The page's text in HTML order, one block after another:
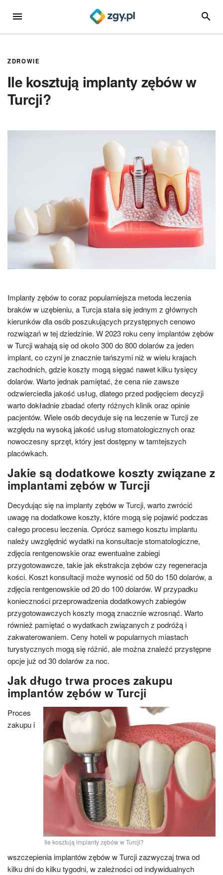
MENU
ZDROWIE
Ile kosztują implanty zębów w
Turcji?
Implanty zębów to coraz popularniejsza metoda leczenia
braków w uzębieniu, a Turcja stała się jednym z głównych
kierunków dla osób poszukujących przystępnych cenowo
rozwiązań w tej dziedzinie. W 2023 roku ceny implantów zębów
w Turcji wahają się od około 300 do 800 dolarów za jeden
implant, co czyni je znacznie tańszymi niż w wielu krajach
zachodnich, gdzie koszty mogą sięgać nawet kilku tysięcy
dolarów. Warto jednak pamiętać, że cena nie zawsze
odzwierciedla jakość usług, dlatego przed podjęciem decyzji
warto dokładnie zbadać oferty różnych klinik oraz opinie
pacjentów. Wiele osób decyduje się na leczenie w Turcji ze
względu na wysoką jakość usług stomatologicznych oraz
nowoczesny sprzęt, który jest dostępny w tamtejszych
placówkach.
Jakie są dodatkowe koszty związane z
implantami zębów w Turcji
Decydując się na implanty zębów w Turcji, warto zwrócić
uwagę na dodatkowe koszty, które mogą się pojawić podczas
całego procesu leczenia. Oprócz samego kosztu implantu
należy uwzględnić wydatki na konsultacje stomatologiczne,
zdjęcia rentgenowskie oraz ewentualne zabiegi
przygotowawcze, takie jak ekstrakcja zębów czy regeneracja
kości. Koszt konsultacji może wynosić od 50 do 150 dolarów, a
zdjęcia rentgenowskie od 20 do 100 dolarów. W przypadku
konieczności przeprowadzenia dodatkowych zabiegów
przygotowawczych koszty mogą znacznie wzrosnąć. Warto
również pamiętać o wydatkach związanych z podróżą i
zakwaterowaniem. Ceny hoteli w popularnych miastach
turystycznych mogą się różnić, ale można znaleźć przystępne
opcje już od 30 dolarów za noc.
Jak długo trwa proces zakupu
implantów zębów w Turcji
Ile kosztują implanty zębów w Turcji?
Proces
zakupu i
wszczepienia implantów zębów w Turcji zazwyczaj trwa od
kilku dni do kilku tygodni, w zależności od indywidualnych